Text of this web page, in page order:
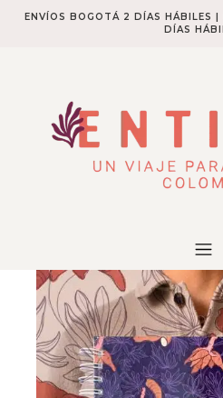
ENVÍOS BOGOTÁ 2 DÍAS HÁBILES |
DÍAS